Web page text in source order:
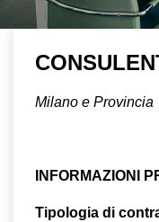
Milano e Provincia
INFORMAZIONI
Tipologia di